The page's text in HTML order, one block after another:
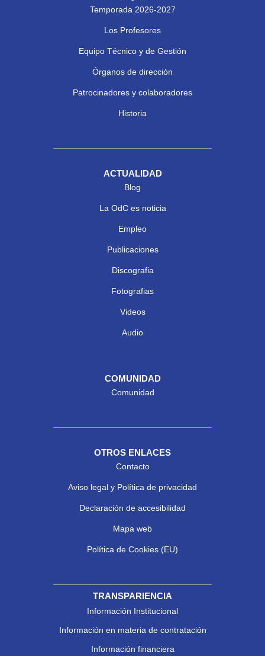
Temporada 2026-2027
Los Profesores
Equipo Técnico y de Gestión
Órganos de dirección
Patrocinadores y colaboradores
Historia
ACTUALIDAD
Blog
La OdC es noticia
Empleo
Publicaciones
Discografia
Fotografias
Videos
Audio
COMUNIDAD
Comunidad
OTROS ENLACES
Contacto
Aviso legal y Política de privacidad
Declaración de accesibilidad
Mapa web
Política de Cookies (EU)
TRANSPARIENCIA
Información Institucional
Información en materia de contratación
Información financiera